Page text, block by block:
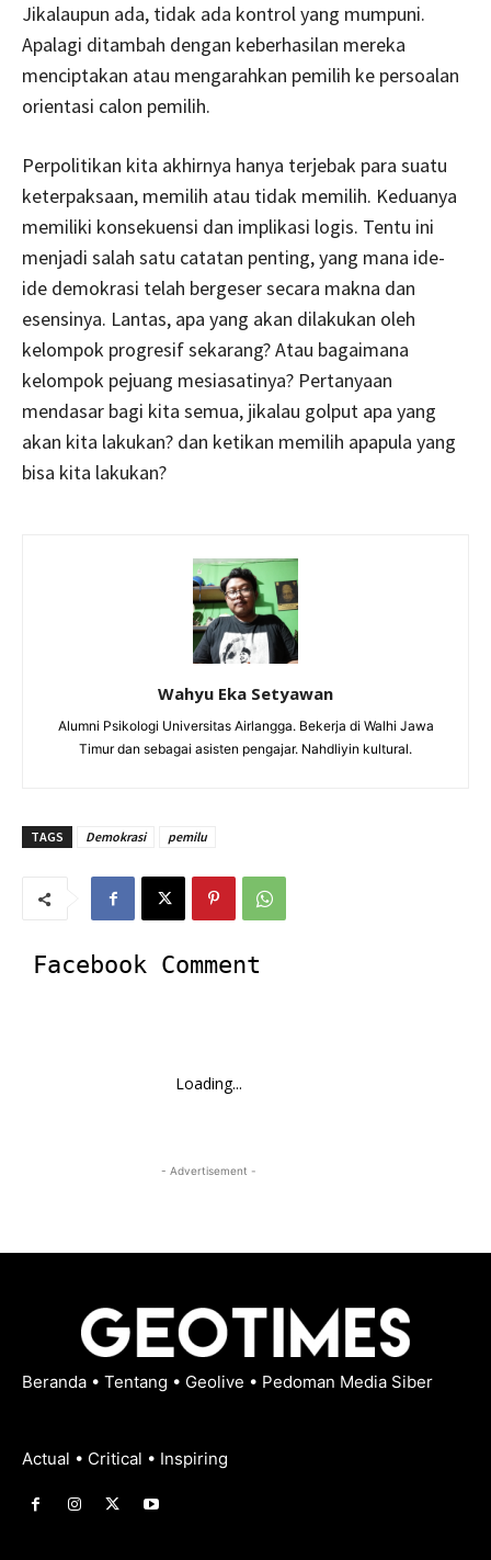
Jikalaupun ada, tidak ada kontrol yang mumpuni.
Apalagi ditambah dengan keberhasilan mereka
menciptakan atau mengarahkan pemilih ke persoalan
orientasi calon pemilih.
Perpolitikan kita akhirnya hanya terjebak para suatu
keterpaksaan, memilih atau tidak memilih. Keduanya
memiliki konsekuensi dan implikasi logis. Tentu ini
menjadi salah satu catatan penting, yang mana ide-
ide demokrasi telah bergeser secara makna dan
esensinya. Lantas, apa yang akan dilakukan oleh
kelompok progresif sekarang? Atau bagaimana
kelompok pejuang mesiasatinya? Pertanyaan
mendasar bagi kita semua, jikalau golput apa yang
akan kita lakukan? dan ketikan memilih apapula yang
bisa kita lakukan?
Wahyu Eka Setyawan
Alumni Psikologi Universitas Airlangga. Bekerja di Walhi Jawa
Timur dan sebagai asisten pengajar. Nahdliyin kultural.
TAGS Demokrasi pemilu
Facebook Comment
Loading...
- Advertisement -
Beranda • Tentang • Geolive • Pedoman Media Siber
Actual • Critical • Inspiring